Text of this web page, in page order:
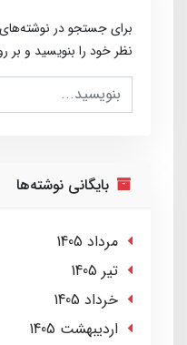
برای جستجو در
نظر خود را بنویسید و بر
بایگانی نوشته‌ها
مرداد 1405
تير 1405
خرداد 1405
ارديبهشت 1405